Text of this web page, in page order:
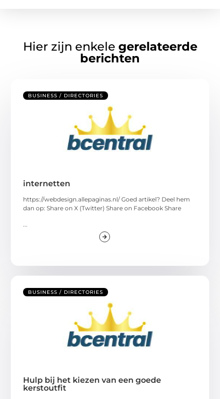
Hier zijn enkele gerelateerde
berichten
BUSINESS / DIRECTORIES
internetten
https://webdesign.allepaginas.nl/ Goed artikel? Deel hem
dan op: Share on X (Twitter) Share on Facebook Share
BUSINESS / DIRECTORIES
Hulp bij het kiezen van een goede
kerstoutfit